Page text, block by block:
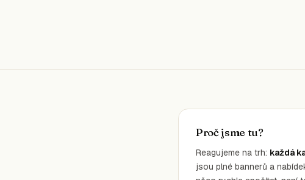
Proč jsme tu?
Reagujeme na trh: každá
jsou plné bannerů a